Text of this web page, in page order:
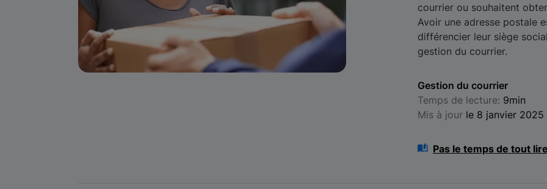
courrier ou souhaitent
Avoir une adresse postale
différencier leur siège
gestion du courrier.
Gestion du courrier
Temps de lecture: 9min
Mis à jour le 8 janvier 2025
Pas le temps de tout